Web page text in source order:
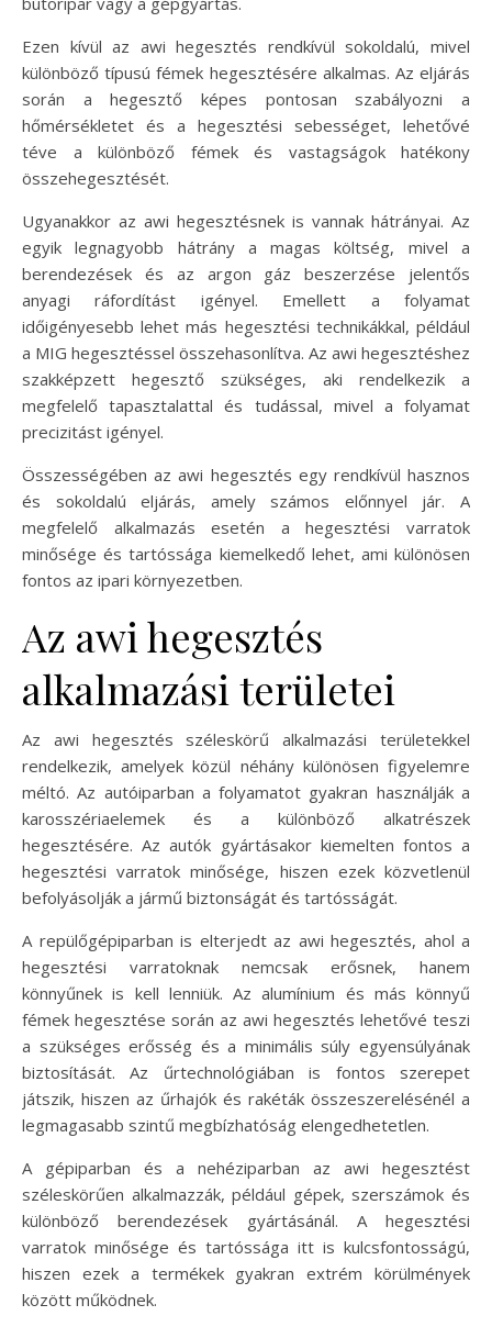
Ezen kívül az awi hegesztés rendkívül sokoldalú, mivel
különböző típusú fémek hegesztésére alkalmas. Az eljárás
során a hegesztő képes pontosan szabályozni a
hőmérsékletet és a hegesztési sebességet, lehetővé
téve a különböző fémek és vastagságok hatékony
összehegesztését.
Ugyanakkor az awi hegesztésnek is vannak hátrányai. Az
egyik legnagyobb hátrány a magas költség, mivel a
berendezések és az argon gáz beszerzése jelentős
anyagi ráfordítást igényel. Emellett a folyamat
időigényesebb lehet más hegesztési technikákkal, például
a MIG hegesztéssel összehasonlítva. Az awi hegesztéshez
szakképzett hegesztő szükséges, aki rendelkezik a
megfelelő tapasztalattal és tudással, mivel a folyamat
precizitást igényel.
Összességében az awi hegesztés egy rendkívül hasznos
és sokoldalú eljárás, amely számos előnnyel jár. A
megfelelő alkalmazás esetén a hegesztési varratok
minősége és tartóssága kiemelkedő lehet, ami különösen
fontos az ipari környezetben.
Az awi hegesztés
alkalmazási területei
Az awi hegesztés széleskörű alkalmazási területekkel
rendelkezik, amelyek közül néhány különösen figyelemre
méltó. Az autóiparban a folyamatot gyakran használják a
karosszériaelemek és a különböző alkatrészek
hegesztésére. Az autók gyártásakor kiemelten fontos a
hegesztési varratok minősége, hiszen ezek közvetlenül
befolyásolják a jármű biztonságát és tartósságát.
A repülőgépiparban is elterjedt az awi hegesztés, ahol a
hegesztési varratoknak nemcsak erősnek, hanem
könnyűnek is kell lenniük. Az alumínium és más könnyű
fémek hegesztése során az awi hegesztés lehetővé teszi
a szükséges erősség és a minimális súly egyensúlyának
biztosítását. Az űrtechnológiában is fontos szerepet
játszik, hiszen az űrhajók és rakéták összeszerelésénél a
legmagasabb szintű megbízhatóság elengedhetetlen.
A gépiparban és a nehéziparban az awi hegesztést
széleskörűen alkalmazzák, például gépek, szerszámok és
különböző berendezések gyártásánál. A hegesztési
varratok minősége és tartóssága itt is kulcsfontosságú,
hiszen ezek a termékek gyakran extrém körülmények
között működnek.